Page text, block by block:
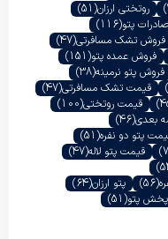
روتختی ارزان(51)
صادرات پتو(116)
فروش تشک مسافرتی(47)
فروش عمده پتو(151)
فروش پتو نرمینه(38)
قیمت تشک مسافرتی(47)
قیمت روتختی(100)
بعدی(46)
پتو دو نفره(51)
قیمت پتو لاله(47)
(56) پتو ارزان(64)
پخش پتو(51)